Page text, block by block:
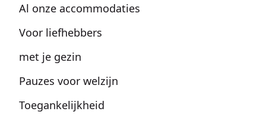
Al onze accommodaties
Voor liefhebbers
met je gezin
Pauzes voor welzijn
Toegankelijkheid